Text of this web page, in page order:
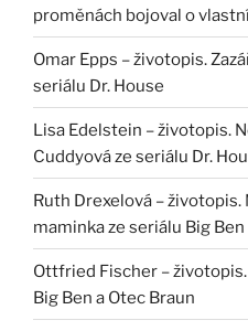
proměnách bojoval o
Omar Epps – životopis.
seriálu Dr. House
Lisa Edelstein – životopis.
Cuddyová ze seriálu Dr.
Ruth Drexelová –
maminka ze seriálu Big Ben
Ottfried Fischer –
Big Ben a Otec Braun